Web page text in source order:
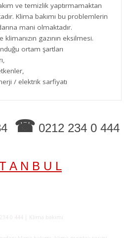
ve temizlik yaptırmamaktan
Klima bakımı bu problemlerin
mani olmaktadır.
gazının eksilmesi.
ortam şartları
/ elektrik sarfiyatı
☎ 0212 234 0 444
A N B U L
0 444 | Klima bakımı